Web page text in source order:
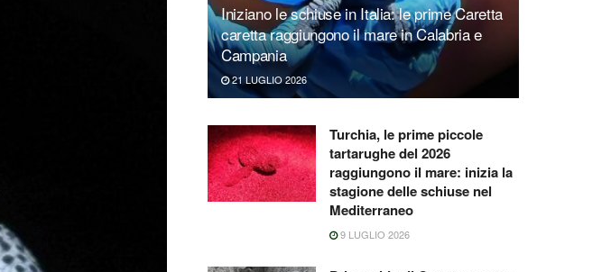
Iniziano le schiuse in Italia: le prime Caretta
caretta raggiungono il mare in Calabria e
Campania
21 LUGLIO 2026
Turchia, le prime piccole
tartarughe del 2026
raggiungono il mare: inizia la
stagione delle schiuse nel
Mediterraneo
9 LUGLIO 2026